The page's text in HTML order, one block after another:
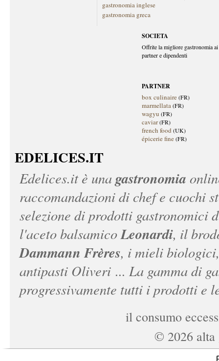
gastronomia inglese
gastronomia greca
SOCIETA
Offrite la migliore gastronomia
partner e dipendenti
PARTNER
box culinaire(FR)
marmellata(FR)
wagyu (FR)
caviar(FR)
french food (UK)
épicerie fine(FR)
EDELICES.IT
Edelices.itè una gastronomia
raccomandazioni di chef e cuochi
selezione di prodotti gastronomici
l'aceto balsamicoLeonardi, il
Dammann Frères, i mieli
antipasti Oliveri ... La gamma di
progressivamente tutti i prodotti e
il consumo
© 2026